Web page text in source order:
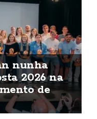
nunha
2026 na
de